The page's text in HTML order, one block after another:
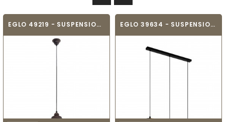
EGLO 49219 - SUSPENSION VINTAGE - BAMPTON EGLO 39634 - SUSPENSION MODERNE - RASIGURES